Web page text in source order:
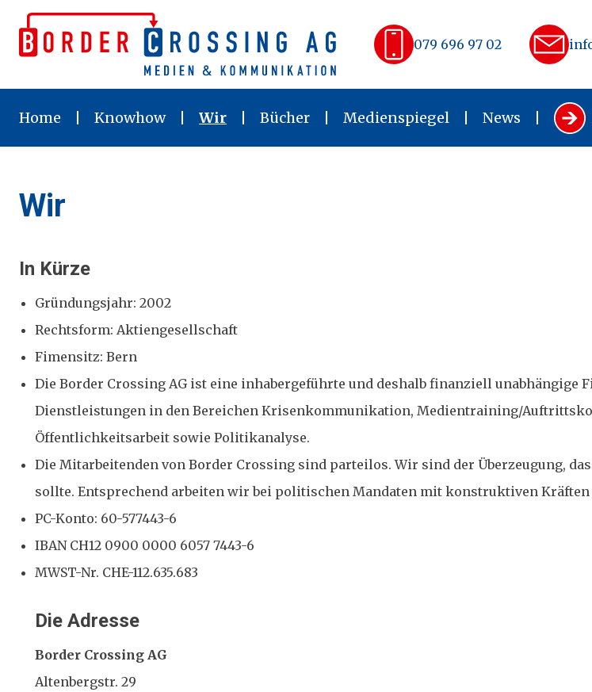
content
079 696 97 02
Home Knowhow Wir Bücher Medienspiegel News
Wir
In Kürze
Gründungsjahr: 2002
Rechtsform: Aktiengesellschaft
Fimensitz: Bern
Die Border Crossing AG ist eine inhabergeführte und deshalb finanziell unabhängige
Dienstleistungen in den Bereichen Krisenkommunikation, Medientraining/
Öffentlichkeitsarbeit sowie Politikanalyse.
Die Mitarbeitenden von Border Crossing sind parteilos. Wir sind der Überzeugung,
sollte. Entsprechend arbeiten wir bei politischen Mandaten mit konstruktiven Kräften
PC-Konto: 60-577443-6
IBAN CH12 0900 0000 6057 7443-6
MWST-Nr. CHE-112.635.683
Die Adresse
Border Crossing AG
Altenbergstr. 29